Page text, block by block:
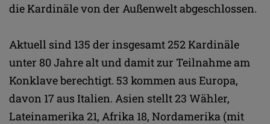
die Kardinäle von der Außenwelt abgeschlossen.
Aktuell sind 135 der insgesamt 252 Kardinäle
unter 80 Jahre alt und damit zur Teilnahme am
Konklave berechtigt. 53 kommen aus Europa,
davon 17 aus Italien. Asien stellt 23 Wähler,
Lateinamerika 21, Afrika 18, Nordamerika (mit